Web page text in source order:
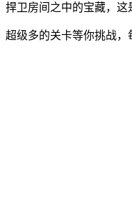
捍卫房间之中的宝藏，这
超级多的关卡等你挑战，